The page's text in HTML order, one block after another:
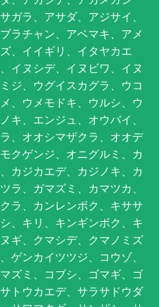
ガラ、アサダ、アジサイ、
ラチャン、アベマキ、アメ
、イイギリ、イタヤカエ
イヌシデ、イヌビワ、イヌ
ジ、ウグイスカグラ、ウコ
、ウメモドキ、ウルシ、ウ
キ、エンジュ、オウバイ、
、オオシマザクラ、オオデ
クゲンジ、オニグルミ、カ
カジカエデ、カジノキ、カ
ラ、ガマズミ、カマツカ、
ラ、カンレンボク、キササ
、キリ、キンギンボク、キ
ギ、クマシデ、クマノミズ
ゲンカイツツジ、コウゾ、
ズミ、コブシ、ゴマギ、ゴ
トウカエデ、サラサドウダ